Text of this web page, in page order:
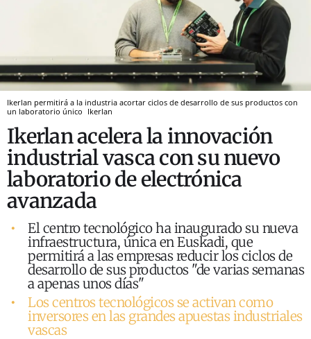
Ikerlan permitirá a la industria acortar ciclos de desarrollo de sus productos con
un laboratorio único Ikerlan
Ikerlan acelera la innovación
industrial vasca con su nuevo
laboratorio de electrónica
avanzada
El centro tecnológico ha inaugurado su nueva
infraestructura, única en Euskadi, que
permitirá a las empresas reducir los ciclos de
desarrollo de sus productos "de varias semanas
a apenas unos días"
Los centros tecnológicos se activan como
inversores en las grandes apuestas industriales
vascas